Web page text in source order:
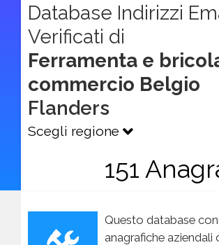
Database Indirizzi
Verificati di
Ferramenta e
commercio Belgio
Flanders
Scegli regione
151
Questo database
anagrafiche aziendali